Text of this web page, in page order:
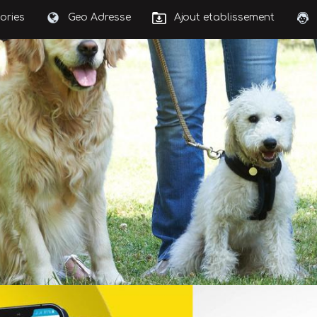
Geo Adresse Ajout etablissement